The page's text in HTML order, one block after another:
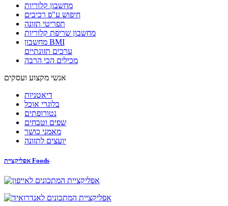
מחשבון קלוריות
חיפוש ע"פ רכיבים
תפריטי תזונה
מחשבון שריפת קלוריות
מחשבון BMI
ערכים תזונתיים
מכילים הכי הרבה
אנשי מקצוע ועסקים
דיאטניות
בלוגרי אוכל
נטורופתים
שפים וטבחים
מאמני כושר
יועצים לתזונה
אפליקציית Foods